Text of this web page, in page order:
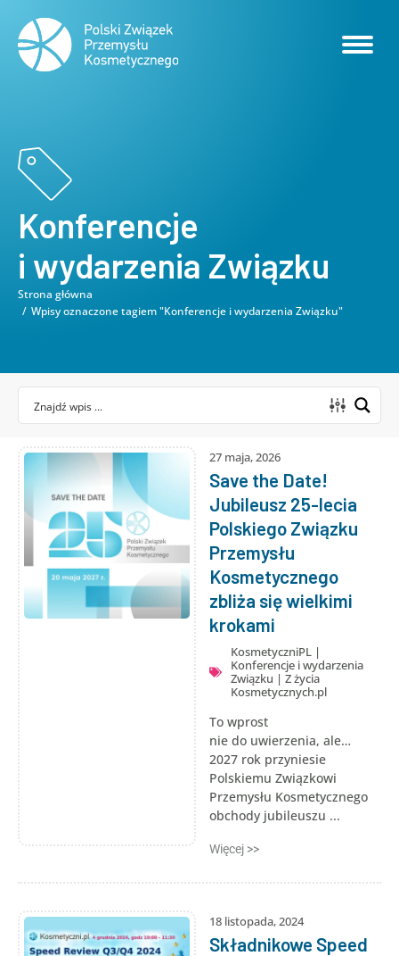
Konferencje
i wydarzenia Związku
Jesteś tutaj:
Strona główna
Wpisy oznaczone tagiem "Konferencje i wydarzenia Związku"
27 maja, 2026
Save the Date!
Jubileusz 25-lecia
Polskiego Związku
Przemysłu
Kosmetycznego
zbliża się wielkimi
krokami
KosmetyczniPL|
Konferencje i wydarzenia
Związku | Z życia
Kosmetycznych.pl
To wprost
nie do uwierzenia, ale…
2027 rok przyniesie
Polskiemu Związkowi
Przemysłu Kosmetycznego
obchody jubileuszu ...
Więcej >>
18 listopada, 2024
Składnikowe Speed